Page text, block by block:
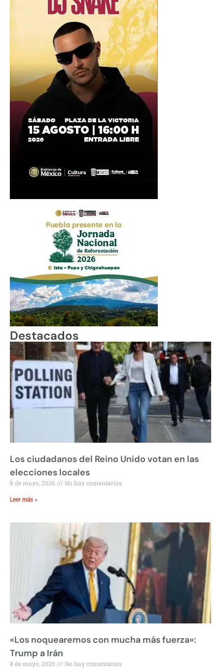
Destacados
Los ciudadanos del Reino Unido votan en las
elecciones locales
8 de mayo, 2026 No hay comentarios
Leer más »
«Los noquearemos con mucha más fuerza»:
Trump a Irán
8 de mayo, 2026 No hay comentarios